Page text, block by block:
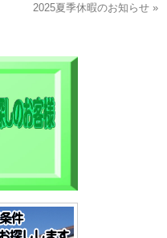
2025夏季休暇のお知らせ »